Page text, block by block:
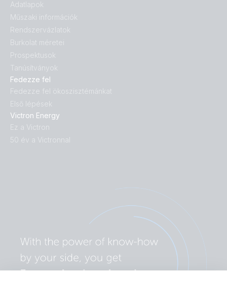
Fedezze fel
Fedezze fel ökoszisztémánkat
Első lépések
Victron Energy
Ez a Victron
50 év a Victronnal
Adatlapok
Műszaki információk
Rendszervázlatok
Burkolat méretei
Prospektusok
Tanúsítványok